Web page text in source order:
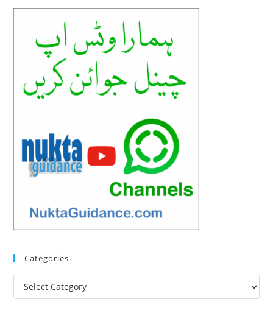
Categories
Categories